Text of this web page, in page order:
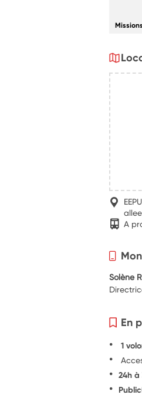
A
Solène
En
1
24h